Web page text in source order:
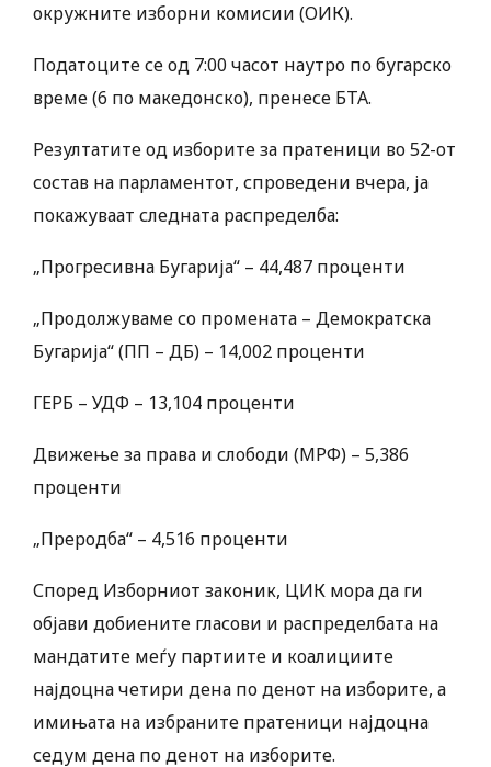
окружните изборни комисии (ОИК).
Податоците се од 7:00 часот наутро по бугарско
време (6 по македонско), пренесе БТА.
Резултатите од изборите за пратеници во 52-от
состав на парламентот, спроведени вчера, ја
покажуваат следната распределба:
„Прогресивна Бугарија“ – 44,487 проценти
„Продолжуваме со промената – Демократска
Бугарија“ (ПП – ДБ) – 14,002 проценти
ГЕРБ – УДФ – 13,104 проценти
Движење за права и слободи (МРФ) – 5,386
проценти
„Преродба“ – 4,516 проценти
Според Изборниот законик, ЦИК мора да ги
објави добиените гласови и распределбата на
мандатите меѓу партиите и коалициите
најдоцна четири дена по денот на изборите, а
имињата на избраните пратеници најдоцна
седум дена по денот на изборите.